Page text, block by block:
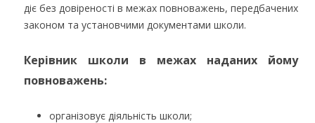
діє без довіреності в межах повноважень, передбачених
законом та установчими документами школи.
Керівник школи в межах наданих йому
повноважень:
організовує діяльність школи;